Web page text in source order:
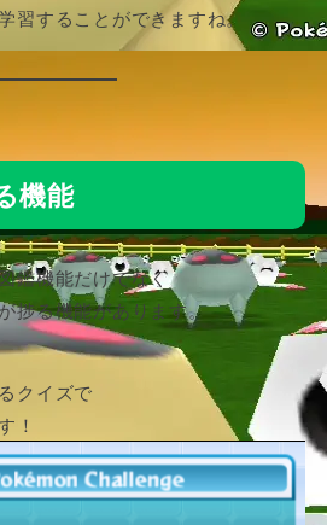
習することができますね。
機能
鑑機能だけでなく
捗る機能があります。
クイズで
！